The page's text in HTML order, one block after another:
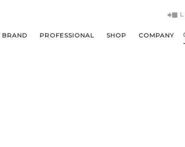
BRAND PROFESSIONAL SHOP COMPANY